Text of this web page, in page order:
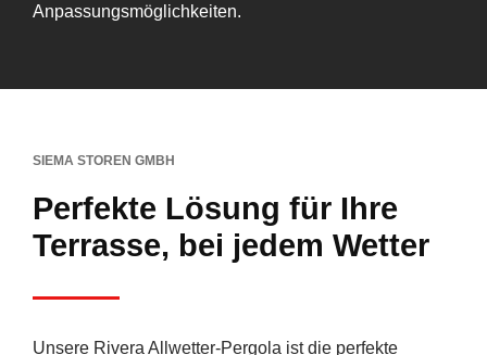
Anpassungsmöglichkeiten.
SIEMA STOREN GMBH
Perfekte Lösung für Ihre
Terrasse, bei jedem Wetter
Unsere Rivera Allwetter-Pergola ist die perfekte